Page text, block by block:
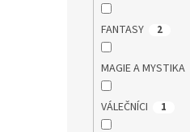
FANTASY 2
MAGIE A MYSTIKA
VÁLEČNÍCI 1